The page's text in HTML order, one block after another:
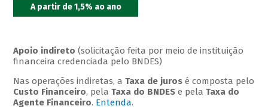
A partir de 1,5% ao ano
Apoio indireto(solicitação feita por meio de instituição
financeira credenciada pelo BNDES)
Nas operações indiretas, aTaxa de juros é composta pelo
Custo Financeiro, pelaTaxa do BNDES e pelaTaxa do
Agente Financeiro. Entenda.